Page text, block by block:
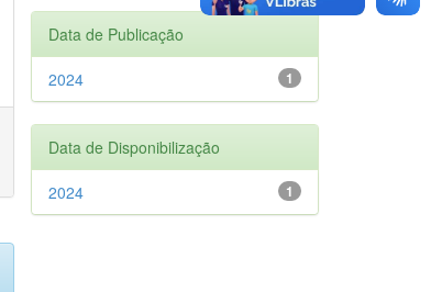
Data de Publicação
1
2024
Data de Disponibilização
1
2024